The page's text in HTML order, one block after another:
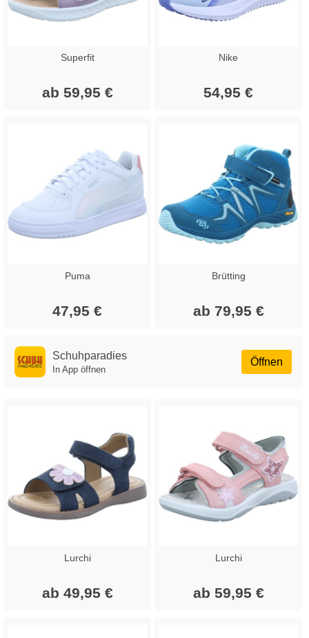
Superfit
ab 59,95 €
Nike
54,95 €
Puma
47,95 €
Brütting
ab 79,95 €
Öffnen
Schuhparadies
In App öffnen
Lurchi
ab 49,95 €
Lurchi
ab 59,95 €